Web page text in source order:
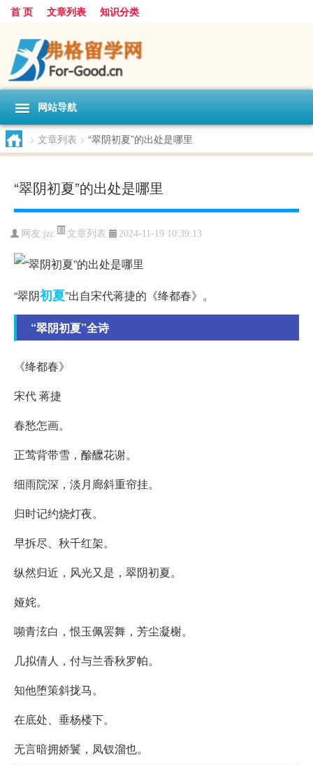
首 页 文章列表 知识分类
网站导航
> 文章列表 > “翠阴初夏”的出处是哪里
“翠阴初夏”的出处是哪里
网友:jzc 文章列表 2024-11-19 10:39:13
“翠阴初夏”出自宋代蒋捷的《绛都春》。
“翠阴初夏”全诗
《绛都春》
宋代 蒋捷
春愁怎画。
正莺背带雪，酴醿花谢。
细雨院深，淡月廊斜重帘挂。
归时记约烧灯夜。
早拆尽、秋千红架。
纵然归近，风光又是，翠阴初夏。
娅姹。
嚬青泫白，恨玉佩罢舞，芳尘凝榭。
几拟倩人，付与兰香秋罗帕。
知他堕策斜拢马。
在底处、垂杨楼下。
无言暗拥娇鬟，凤钗溜也。